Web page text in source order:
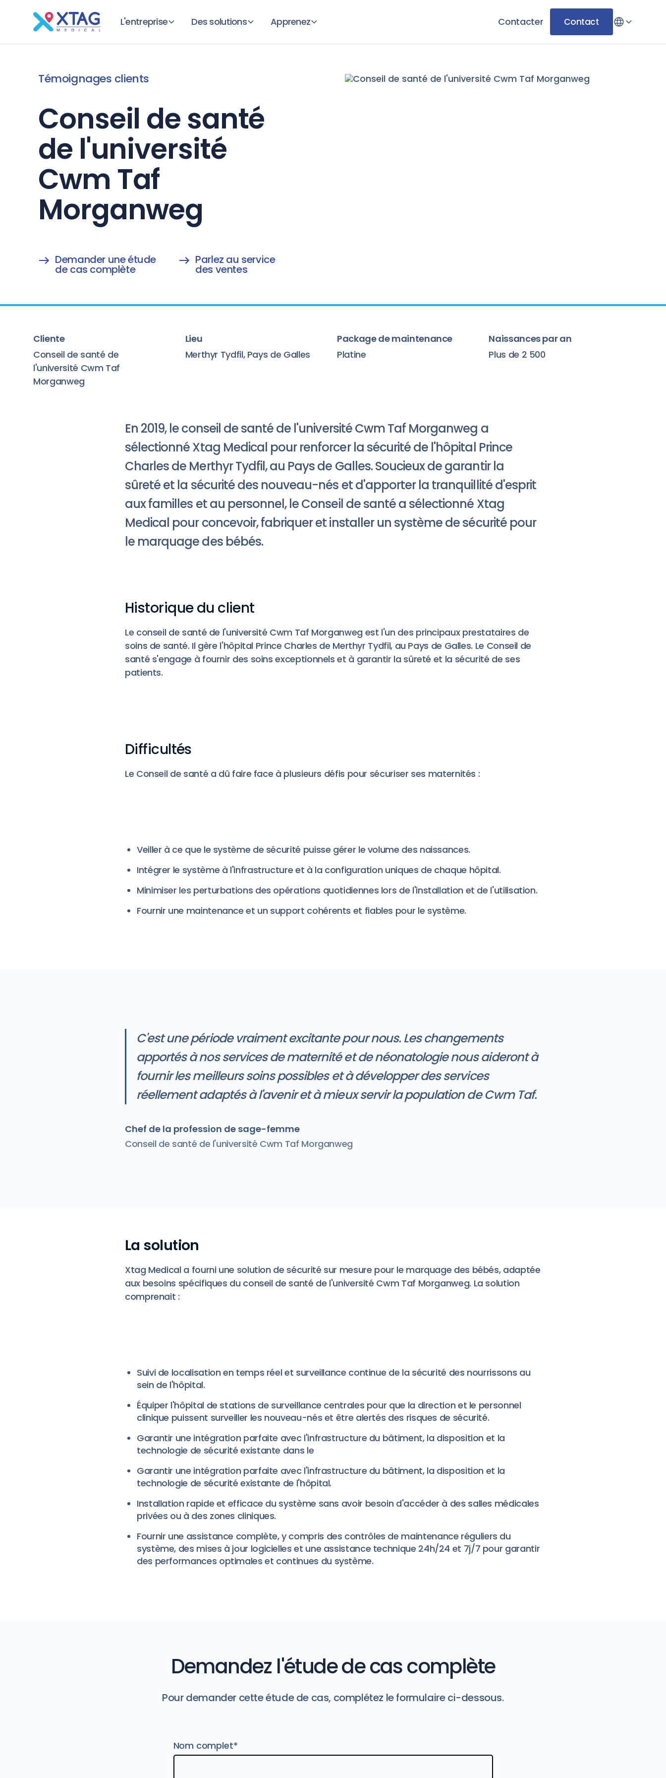
L'entreprise Des solutions Apprenez Contacter Contact
Conseil de santé
de l'université
Cwm Taf
Morganweg
Témoignages clients
Demander une étude
de cas complète
Parlez au service
des ventes
Cliente
Conseil de santé de
l'université Cwm Taf
Morganweg
Lieu
Merthyr Tydfil, Pays de Galles
Package de maintenance
Platine
Naissances par an
Plus de 2 500
En 2019, le conseil de santé de l'université Cwm Taf Morganweg a
sélectionné Xtag Medical pour renforcer la sécurité de l'hôpital Prince
Charles de Merthyr Tydfil, au Pays de Galles. Soucieux de garantir la
sûreté et la sécurité des nouveau-nés et d'apporter la tranquillité d'esprit
aux familles et au personnel, le Conseil de santé a sélectionné Xtag
Medical pour concevoir, fabriquer et installer un système de sécurité pour
le marquage des bébés.
Historique du client
Le conseil de santé de l'université Cwm Taf Morganweg est l'un des principaux prestataires de
soins de santé. Il gère l'hôpital Prince Charles de Merthyr Tydfil, au Pays de Galles. Le Conseil de
santé s'engage à fournir des soins exceptionnels et à garantir la sûreté et la sécurité de ses
patients.
Difficultés
Le Conseil de santé a dû faire face à plusieurs défis pour sécuriser ses maternités :
Veiller à ce que le système de sécurité puisse gérer le volume des naissances.
Intégrer le système à l'infrastructure et à la configuration uniques de chaque hôpital.
Minimiser les perturbations des opérations quotidiennes lors de l'installation et de l'utilisation.
Fournir une maintenance et un support cohérents et fiables pour le système.
C'est une période vraiment excitante pour nous. Les changements
apportés à nos services de maternité et de néonatologie nous aideront à
fournir les meilleurs soins possibles et à développer des services
réellement adaptés à l'avenir et à mieux servir la population de Cwm Taf.
Chef de la profession de sage-femme
Conseil de santé de l'université Cwm Taf Morganweg
La solution
Xtag Medical a fourni une solution de sécurité sur mesure pour le marquage des bébés, adaptée
aux besoins spécifiques du conseil de santé de l'université Cwm Taf Morganweg. La solution
comprenait :
Suivi de localisation en temps réel et surveillance continue de la sécurité des nourrissons au
sein de l'hôpital.
Équiper l'hôpital de stations de surveillance centrales pour que la direction et le personnel
clinique puissent surveiller les nouveau-nés et être alertés des risques de sécurité.
Garantir une intégration parfaite avec l'infrastructure du bâtiment, la disposition et la
technologie de sécurité existante dans le
Garantir une intégration parfaite avec l'infrastructure du bâtiment, la disposition et la
technologie de sécurité existante de l'hôpital.
Installation rapide et efficace du système sans avoir besoin d'accéder à des salles médicales
privées ou à des zones cliniques.
Fournir une assistance complète, y compris des contrôles de maintenance réguliers du
système, des mises à jour logicielles et une assistance technique 24h/24 et 7j/7 pour garantir
des performances optimales et continues du système.
Demandez l'étude de cas complète
Pour demander cette étude de cas, complétez le formulaire ci-dessous.
Nom complet*